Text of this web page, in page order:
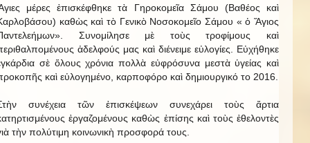
μέρες ἐπισκέφθηκε τὰ Γηροκομεῖα Σάμου (Βαθέος καὶ
καθὼς καὶ τὸ Γενικὸ Νοσοκομεῖο Σάμου « ὁ Ἅγιος
Συνομίλησε μὲ τοὺς τροφίμους καὶ
ἀδελφούς μας καὶ διένειμε εὐλογίες. Εὐχήθηκε
σὲ ὅλους χρόνια πολλὰ εὐφρόσυνα μεστὰ ὑγείας καὶ
καὶ εὐλογημένο, καρποφόρο καὶ δημιουργικό το 2016.
συνέχεια τῶν ἐπισκέψεων συνεχάρει τοὺς ἄρτια
ἐργαζομένους καθὼς ἐπίσης καὶ τοὺς ἐθελοντὲς
τὴν πολύτιμη κοινωνικὴ προσφορά τους.